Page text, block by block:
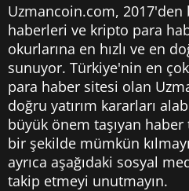
Uzmancoin.com, 2017'den
haberleri ve kripto para
okurlarına en hızlı ve en
sunuyor. Türkiye'nin en
para haber sitesi olan
doğru yatırım kararları
büyük önem taşıyan
bir şekilde mümkün
ayrıca aşağıdaki sosyal
takip etmeyi unutmayın.